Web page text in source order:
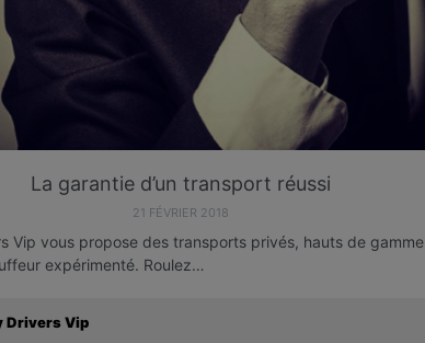
La garantie d’un transport réussi
21 FÉVRIER 2018
Vip vous propose des transports privés, hauts de gamme
expérimenté. Roulez…
Drivers Vip